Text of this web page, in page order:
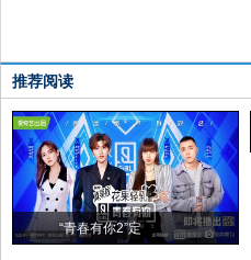
推荐阅读
“青春有你2”定